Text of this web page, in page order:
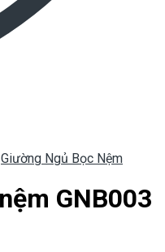
Giường Ngủ Bọc Nệm
GNB003